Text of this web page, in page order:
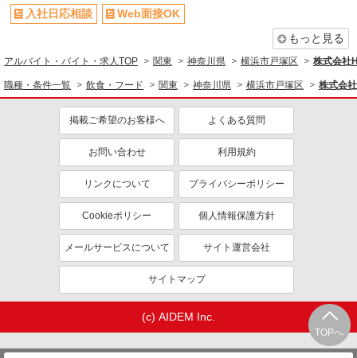
TOPへ
入社日応相談
Web面接OK
もっと見る
アルバイト・バイト・求人TOP 関東 神奈川県 横浜市戸塚区 株式会社
職種・条件一覧 飲食・フード 関東 神奈川県 横浜市戸塚区 株式会
掲載ご希望のお客様へ よくある質問
お問い合わせ 利用規約
リンクについて プライバシーポリシー
Cookieポリシー 個人情報保護方針
メールサービスについて サイト運営会社
サイトマップ
(c) AIDEM Inc.